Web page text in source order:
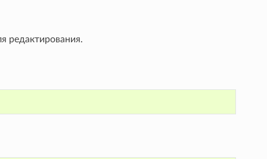
редактирования.